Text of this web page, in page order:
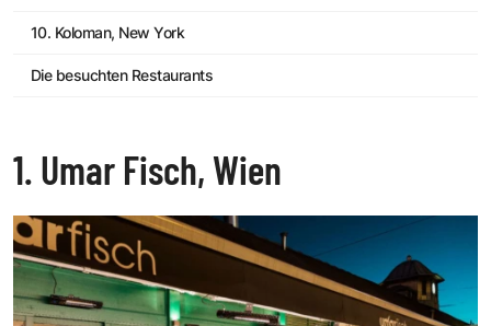
10. Koloman, New York
Die besuchten Restaurants
1. Umar Fisch, Wien